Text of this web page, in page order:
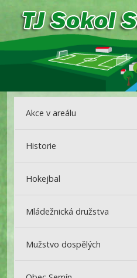
Akce v areálu
Historie
Hokejbal
Mládežnická družstva
Mužstvo dospělých